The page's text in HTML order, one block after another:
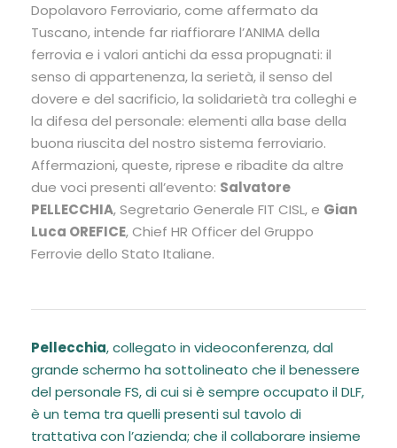
Dopolavoro Ferroviario, come affermato da
Tuscano, intende far riaffiorare l’ANIMA della
ferrovia e i valori antichi da essa propugnati: il
senso di appartenenza, la serietà, il senso del
dovere e del sacrificio, la solidarietà tra colleghi e
la difesa del personale: elementi alla base della
buona riuscita del nostro sistema ferroviario.
Affermazioni, queste, riprese e ribadite da altre
due voci presenti all’evento: Salvatore
PELLECCHIA, Segretario Generale FIT CISL, e Gian
Luca OREFICE, Chief HR Officer del Gruppo
Ferrovie dello Stato Italiane.
Pellecchia, collegato in videoconferenza, dal
grande schermo ha sottolineato che il benessere
del personale FS, di cui si è sempre occupato il DLF,
è un tema tra quelli presenti sul tavolo di
trattativa con l’azienda; che il collaborare insieme